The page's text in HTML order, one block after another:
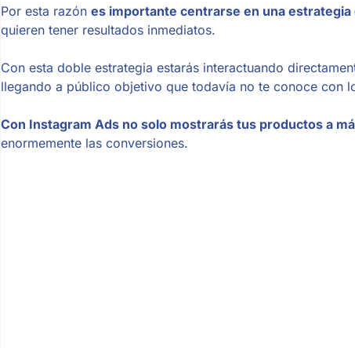
Por esta razón es importante centrarse en una
quieren tener resultados inmediatos.
Con esta doble estrategia estarás interactuando
llegando a público objetivo que todavía no te conoce con
Con Instagram Ads no solo mostrarás tus productos a
enormemente las conversiones.